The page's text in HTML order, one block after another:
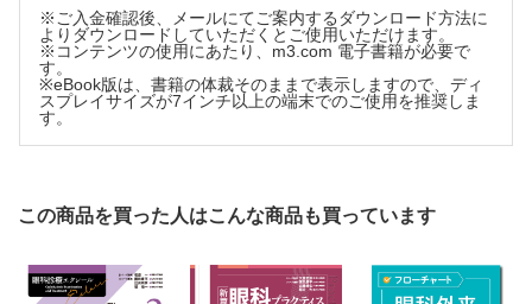
Chapter 3 緑内障の疾患管理
3.1 広義原発開放隅角緑内障……中澤 徹
3.2 高眼圧症と前視野緑内障……中西裕子
3.3 落屑緑内障……谷戸正樹
Chapter 4 緑内障の薬物治療
4.2 プロスタノイドFP受容体作動薬……内藤知子
4.3 プロスタノイドEP2受容体作動薬……坂田 礼
※ご入金確認後、メールにてご案内するダウンロード方法に
よりダウンロードしていただくとご使用いただけます。
※コンテンツの使用にあたり、m3.com 電子書籍が必要で
す。
※eBook版は、書籍の体裁そのままで表示しますので、ディ
スプレイサイズが7インチ以上の端末でのご使用を推奨しま
す。
この商品を買った人はこんな商品も買っています